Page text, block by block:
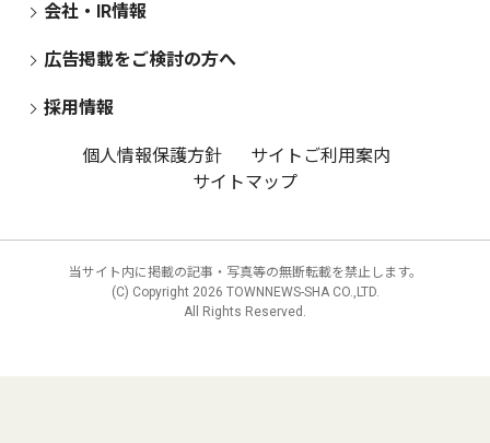
会社・IR情報
広告掲載をご検討の方へ
採用情報
個人情報保護方針
サイトご利用案内
サイトマップ
当サイト内に掲載の記事・写真等の無断転載を禁止します。
(C) Copyright 2026 TOWNNEWS-SHA CO.,LTD.
All Rights Reserved.